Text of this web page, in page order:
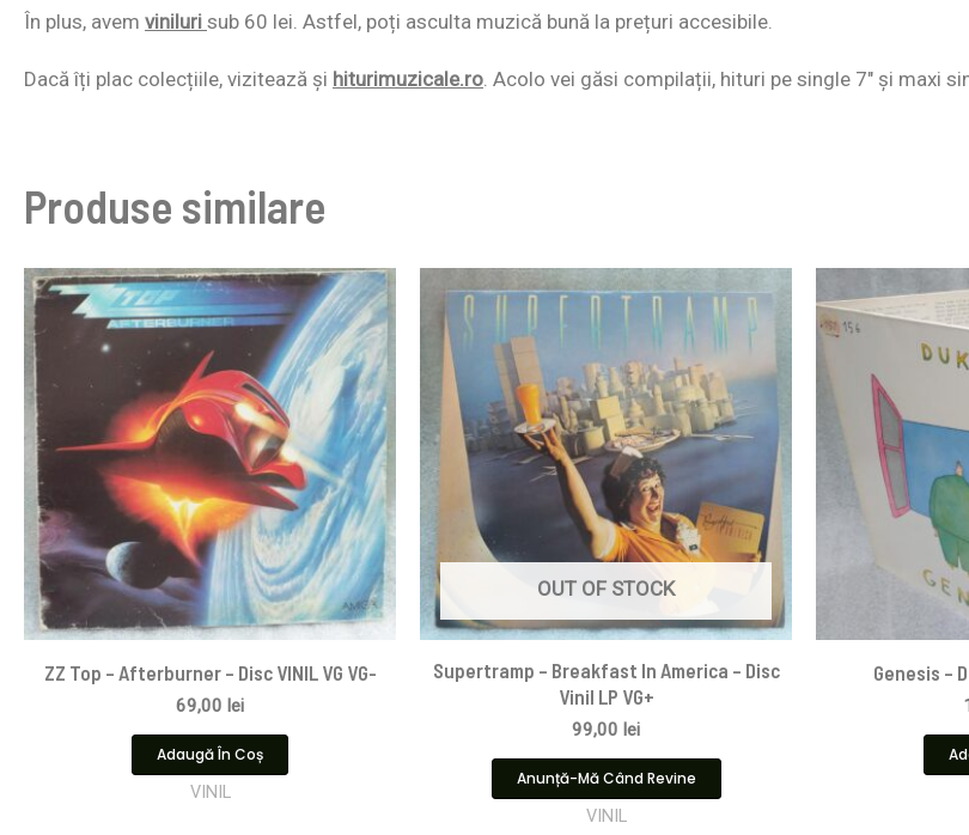
În plus, avem viniluri sub 60 lei. Astfel, poți asculta muzică bună la prețuri accesibile.
Dacă îți plac colecțiile, vizitează și hiturimuzicale.ro. Acolo vei găsi compilații, hituri pe single 7″ și maxi
Produse similare
ZZ Top – Afterburner – Disc VINIL VG VG-
69,00 lei
Adaugă În Coș
VINIL
OUT OF STOCK
Supertramp – Breakfast In America – Disc
Vinil LP VG+
99,00 lei
Anunță-Mă Când Revine
VINIL
Genesis –